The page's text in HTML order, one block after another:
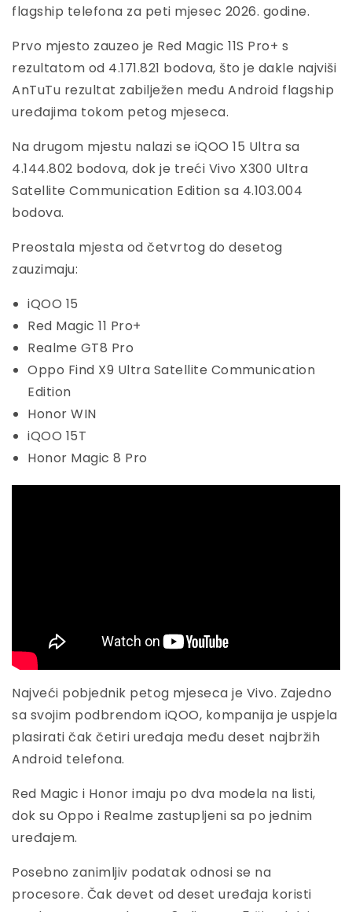
flagship telefona za peti mjesec 2026. godine.
Prvo mjesto zauzeo je Red Magic 11S Pro+ s
rezultatom od 4.171.821 bodova, što je dakle najviši
AnTuTu rezultat zabilježen među Android flagship
uređajima tokom petog mjeseca.
Na drugom mjestu nalazi se iQOO 15 Ultra sa
4.144.802 bodova, dok je treći Vivo X300 Ultra
Satellite Communication Edition sa 4.103.004
bodova.
Preostala mjesta od četvrtog do desetog
zauzimaju:
iQOO 15
Red Magic 11 Pro+
Realme GT8 Pro
Oppo Find X9 Ultra Satellite Communication
Edition
Honor WIN
iQOO 15T
Honor Magic 8 Pro
Najveći pobjednik petog mjeseca je Vivo. Zajedno
sa svojim podbrendom iQOO, kompanija je uspjela
plasirati čak četiri uređaja među deset najbržih
Android telefona.
Red Magic i Honor imaju po dva modela na listi,
dok su Oppo i Realme zastupljeni sa po jednim
uređajem.
Posebno zanimljiv podatak odnosi se na
procesore. Čak devet od deset uređaja koristi